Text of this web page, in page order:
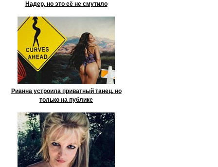
Надер, но это её не смутило
Рианна устроила приватный танец, но
только на публике